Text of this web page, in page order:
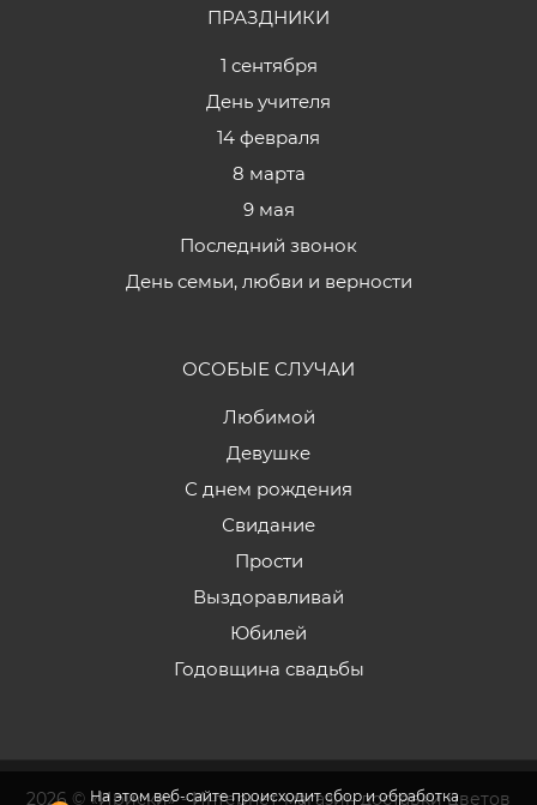
На этом веб-сайте происходит сбор и обработка
ПРАЗДНИКИ
1 сентября
День учителя
14 февраля
8 марта
9 мая
Последний звонок
День семьи, любви и верности
ОСОБЫЕ СЛУЧАИ
Любимой
Девушке
С днем рождения
Свидание
Прости
Выздоравливай
Юбилей
Годовщина свадьбы
2026 © «Ириски» - Интернет-магазин доставки цветов